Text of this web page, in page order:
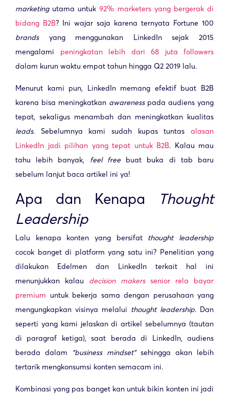
marketingutama untuk92% marketers yang bergerak di
bidang B2B? Ini wajar saja karena ternyata Fortune 100
brandsyang menggunakan LinkedIn sejak 2015
mengalami peningkatan lebih dari 68 juta followers
dalam kurun waktu empat tahun hingga Q2 2019 lalu.
Menurut kami pun, LinkedIn memang efektif buat B2B
karena bisa meningkatkan awarenesspada audiens yang
tepat, sekaligus menambah dan meningkatkan kualitas
leads. Sebelumnya kami sudah kupas tuntas alasan
LinkedIn jadi pilihan yang tepat untuk B2B. Kalau mau
tahu lebih banyak, feel freebuat buka di tab baru
sebelum lanjut baca artikel ini ya!
Apa dan Kenapa
Thought
Leadership
Lalu kenapa konten yang bersifat thought leadership
cocok banget di platform yang satu ini? Penelitian yang
dilakukan Edelmen dan LinkedIn terkait hal ini
menunjukkan kalau decision makerssenior rela bayar
premium untuk bekerja sama dengan perusahaan yang
mengungkapkan visinya melalui thought leadership. Dan
seperti yang kami jelaskan di artikel sebelumnya (tautan
di paragraf ketiga), saat berada di LinkedIn, audiens
berada dalam
“business mindset”sehingga akan lebih
tertarik mengkonsumsi konten semacam ini.
Kombinasi yang pas banget kan untuk bikin konten ini jadi